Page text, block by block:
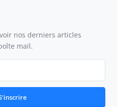
nos derniers articles
mail.